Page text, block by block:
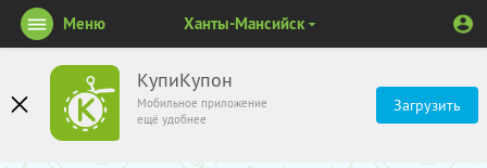
КупиКупон
Мобильное приложение
ещё удобнее
Загрузить
Меню Ханты-Мансийск